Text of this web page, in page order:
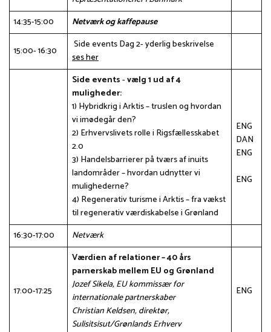
14:35-15:00 Netværk og kaffepause
15:00- 16:30
Side events Dag 2- yderlig beskrivelse
ses her
Side events-vælg 1 ud af 4
muligheder:
1) Hybridkrig i Arktis – truslen og hvordan
vi imødegår den?
2) Erhvervslivets rolle i Rigsfællesskabet
2.0
3) Handelsbarrierer på tværs af inuits
landområder – hvordan udnytter vi
mulighederne?
4) Regenerativ turisme i Arktis – fra vækst
til regenerativ værdiskabelse i Grønland
ENG
DAN
ENG
ENG
16:30-17:00 Netværk
17:00-17:25
Værdien af relationer – 40 års
parnerskab mellem EU og Grønland
Jozef Sikela, EU kommissær for
internationale partnerskaber
Christian Keldsen, direktør,
Sulisitsisut/Grønlands Erhverv
ENG